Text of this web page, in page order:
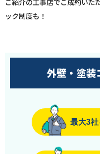
ご紹介の工事店でご成約いた
ック制度も！
外壁・塗装
最大3